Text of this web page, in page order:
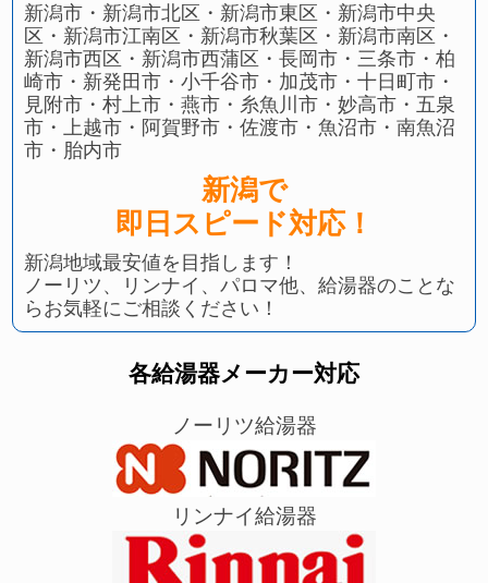
新潟市・新潟市北区・新潟市東区・新潟市中央
区・新潟市江南区・新潟市秋葉区・新潟市南区・
新潟市西区・新潟市西蒲区・長岡市・三条市・柏
崎市・新発田市・小千谷市・加茂市・十日町市・
見附市・村上市・燕市・糸魚川市・妙高市・五泉
市・上越市・阿賀野市・佐渡市・魚沼市・南魚沼
市・胎内市
新潟で
即日スピード対応！
新潟地域最安値を目指します！
ノーリツ、リンナイ、パロマ他、給湯器のことな
らお気軽にご相談ください！
各給湯器メーカー対応
ノーリツ給湯器
リンナイ給湯器